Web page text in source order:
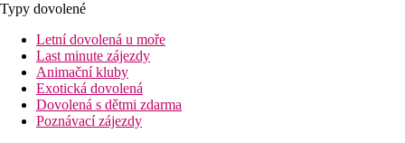
Typy dovolené
Letní dovolená u moře
Last minute zájezdy
Animační kluby
Exotická dovolená
Dovolená s dětmi zdarma
Poznávací zájezdy